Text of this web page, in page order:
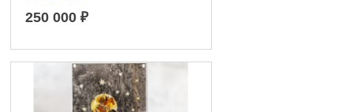
250 000 ₽